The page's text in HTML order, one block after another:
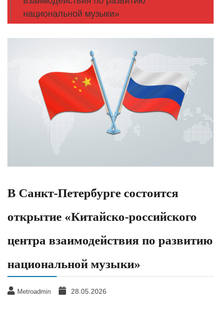
национальной музыки»
В Санкт-Петербурге состоится
открытие «Китайско-российского
центра взаимодействия по развитию
национальной музыки»
Metroadmin 28.05.2026